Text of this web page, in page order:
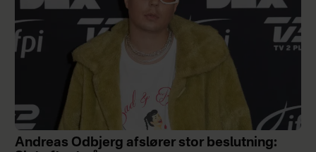
Andreas Odbjerg afslører stor beslutning: